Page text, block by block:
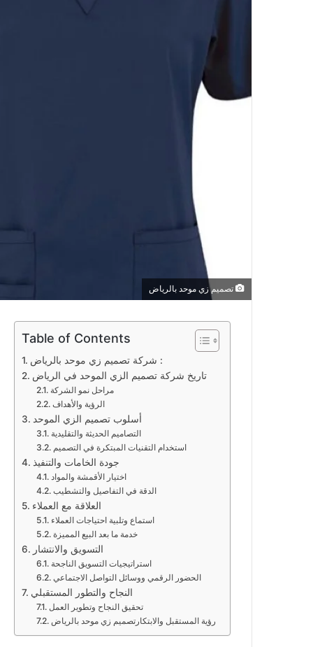
تصميم زي موحد بالرياض
Table of Contents
شركة تصميم زي موحد بالرياض :
تاريخ شركة تصميم الزي الموحد في الرياض
مراحل نمو الشركة
الرؤية والأهداف
أسلوب تصميم الزي الموحد
التصاميم الحديثة والتقليدية
استخدام التقنيات المبتكرة في التصميم
جودة الخامات والتنفيذ
اختيار الأقمشة والمواد
الدقة في التفاصيل والتشطيب
العلاقة مع العملاء
استماع وتلبية احتياجات العملاء
خدمة ما بعد البيع المميزة
التسويق والانتشار
استراتيجيات التسويق الناجحة
الحضور الرقمي ووسائل التواصل الاجتماعي
النجاح والتطور المستقبلي
تحقيق النجاح وتطوير العمل
رؤية المستقبل والابتكارتصميم زي موحد بالرياض